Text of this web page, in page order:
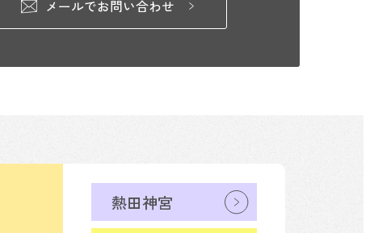
メールでお問い合わせ
熱田神宮